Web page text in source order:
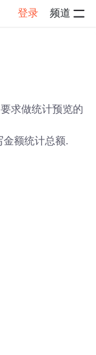
登录 频道
求做统计预览的
金额统计总额.